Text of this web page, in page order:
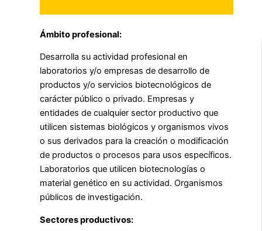
Ámbito profesional:
Desarrolla su actividad profesional en
laboratorios y/o empresas de desarrollo de
productos y/o servicios biotecnológicos de
carácter público o privado. Empresas y
entidades de cualquier sector productivo que
utilicen sistemas biológicos y organismos vivos
o sus derivados para la creación o modificación
de productos o procesos para usos específicos.
Laboratorios que utilicen biotecnologías o
material genético en su actividad. Organismos
públicos de investigación.
Sectores productivos: